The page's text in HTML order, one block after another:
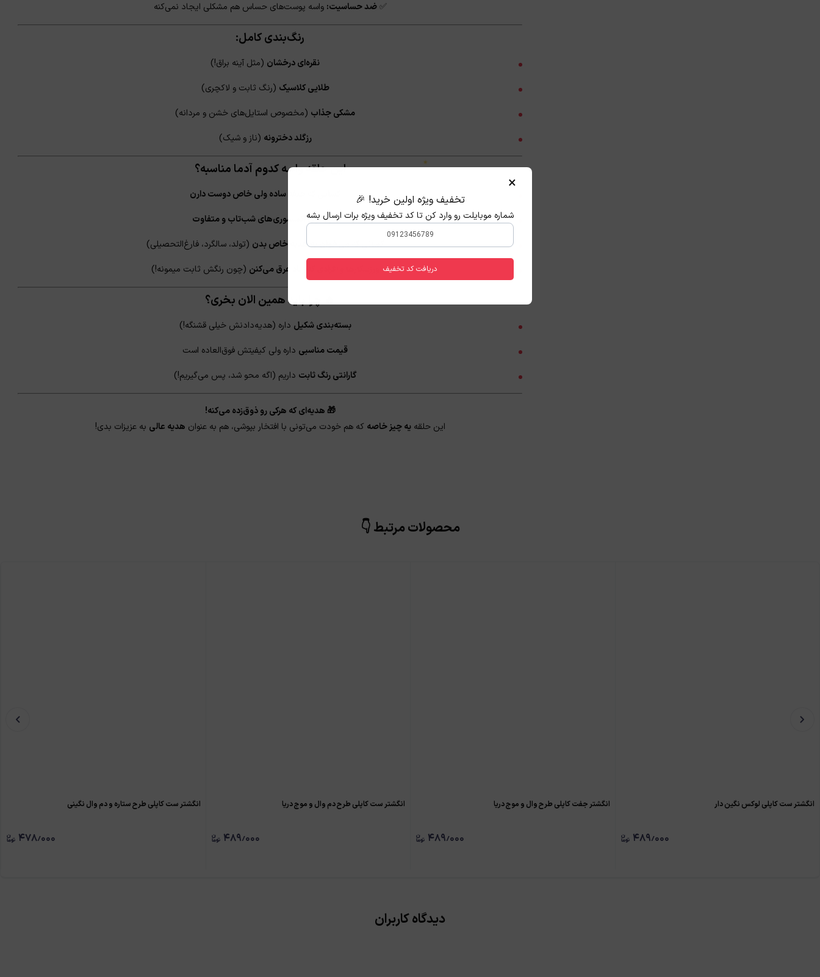
✅ضد حساسیت: واسه پوست‌های حساس هم مشکلی ایجاد نمی‌کنه
رنگ‌بندی کامل:
نقره‌ای درخشان (مثل آینه براق!)
طلایی کلاسیک (رنگ ثابت و لاکچری)
مشکی جذاب (مخصوص استایل‌های خشن و مردانه)
رزگلد دخترونه (ناز و شیک)
این حلقه واسه کدوم آدما مناسبه؟
کسایی که حلقه ساده ولی خاص دوست دارن
طرفداران اکسسوری‌های شب‌تاب و متفاوت
کسانی که می‌خوان یه هدیه خاص بدن (تولد، سالگرد، فارغ‌التحصیلی)
ورزشکارها و افرادی که زیاد عرق می‌کنن (چون رنگش ثابت میمونه!)
🔥 چرا باید همین الان بخری؟
بسته‌بندی شکیل داره (هدیه‌دادنش خیلی قشنگه!)
قیمت مناسبی داره ولی کیفیتش فوق‌العاده است
گارانتی رنگ ثابت داریم (اگه محو شد، پس می‌گیریم!)
🎁 هدیه‌ای که هرکی رو ذوق‌زده می‌کنه!
این حلقهیه چیز خاصه که هم خودت می‌تونی با افتخار بپوشی، هم به عنوان هدیه عالی به عزیزات بدی!
محصولات مرتبط 👇
انگشتر ست کاپلی لوکس نگین دار
۴۸۹٫۰۰۰
انگشتر جفت کاپلی طرح وال و موج دریا
۴۸۹٫۰۰۰
انگشتر ست کاپلی طرح دم وال و موج دریا
۴۸۹٫۰۰۰
انگشتر ست کاپلی طرح ستاره و دم وال نگینی
۴۷۸٫۰۰۰
دیدگاه کاربران
×
تخفیف ویژه اولین خرید! 🎉
شماره موبایلت رو وارد کن تا کد تخفیف ویژه برات ارسال بشه
دریافت کد تخفیف